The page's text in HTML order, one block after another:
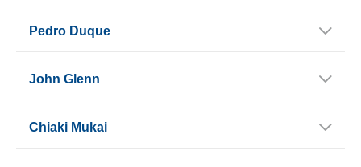
Pedro Duque
John Glenn
Chiaki Mukai